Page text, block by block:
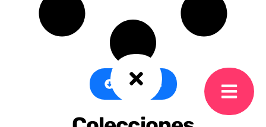
Cargar más